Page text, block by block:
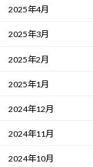
2025年4月
2025年3月
2025年2月
2025年1月
2024年12月
2024年11月
2024年10月